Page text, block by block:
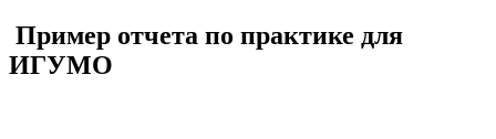
Пример отчета по практике для
ИГУМО